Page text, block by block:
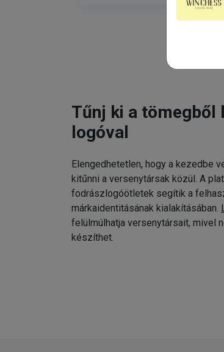
Tűnj ki a tömegből
logóval
Elengedhetetlen, hogy a kezedbe
kitűnni a versenytársak közül. A
fodrászlogóötletek segítik a
márkaidentitásának kialakításában.
felülmúlhatja versenytársait, mivel
készíthet.